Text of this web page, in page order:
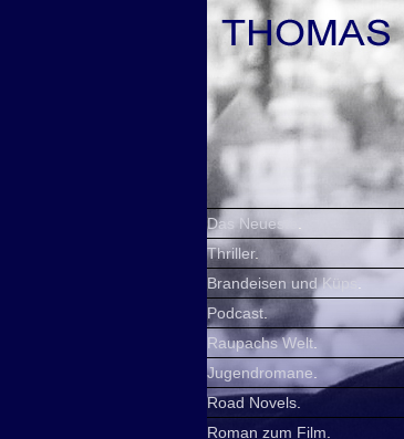
Das Neueste
Thriller.
Brandeisen und Küps
Podcast.
Raupachs Welt.
Jugendromane
Road Novels
Roman zum Film